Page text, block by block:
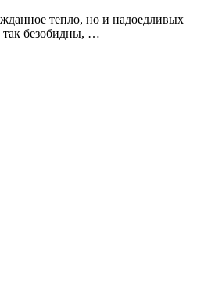
тепло, но и надоедливых
так безобидны, …